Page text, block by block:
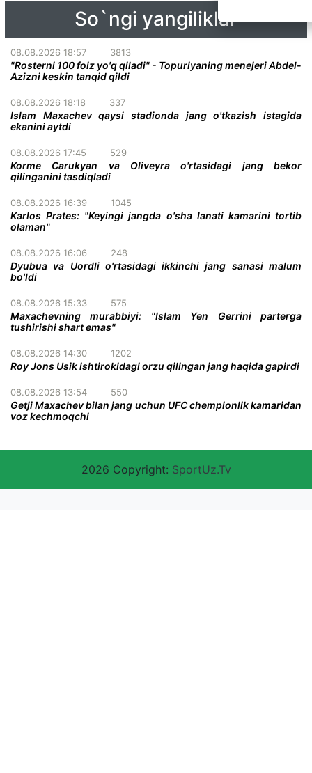
So`ngi yangiliklar
08.08.2026 18:57 3813
"Rosterni 100 foiz yo'q qiladi" - Topuriyaning menejeri Abdel-
Azizni keskin tanqid qildi
08.08.2026 18:18 337
Islam Maxachev qaysi stadionda jang o'tkazish istagida
ekanini aytdi
08.08.2026 17:45 529
Korme Carukyan va Oliveyra o'rtasidagi jang bekor
qilinganini tasdiqladi
08.08.2026 16:39 1045
Karlos Prates: "Keyingi jangda o'sha lanati kamarini tortib
olaman"
08.08.2026 16:06 248
Dyubua va Uordli o'rtasidagi ikkinchi jang sanasi malum
bo'ldi
08.08.2026 15:33 575
Maxachevning murabbiyi: "Islam Yen Gerrini parterga
tushirishi shart emas"
08.08.2026 14:30 1202
Roy Jons Usik ishtirokidagi orzu qilingan jang haqida gapirdi
08.08.2026 13:54 550
Getji Maxachev bilan jang uchun UFC chempionlik kamaridan
voz kechmoqchi
2026 Copyright: SportUz.Tv